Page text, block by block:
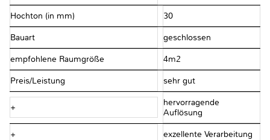
Hochton (in mm) 30
Bauart geschlossen
empfohlene Raumgröße 4m2
Preis/Leistung sehr gut
+
hervorragende
Auflösung
+ exzellente Verarbeitung